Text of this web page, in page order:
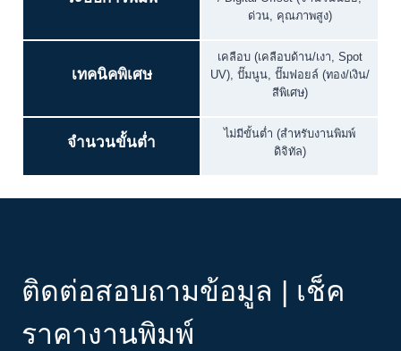
ด่วน, คุณภาพสูง)
เทคนิคพิเศษ
เคลือบ (เคลือบด้าน/เงา, Spot
UV), ปั๊มนูน, ปั๊มฟอยล์ (ทอง/เงิน/
สีพิเศษ)
จำนวนขั้นต่ำ
ไม่มีขั้นต่ำ (สำหรับงานพิมพ์
ดิจิทัล)
ติดต่อสอบถามข้อมูล | เช็ค
ราคางานพิมพ์